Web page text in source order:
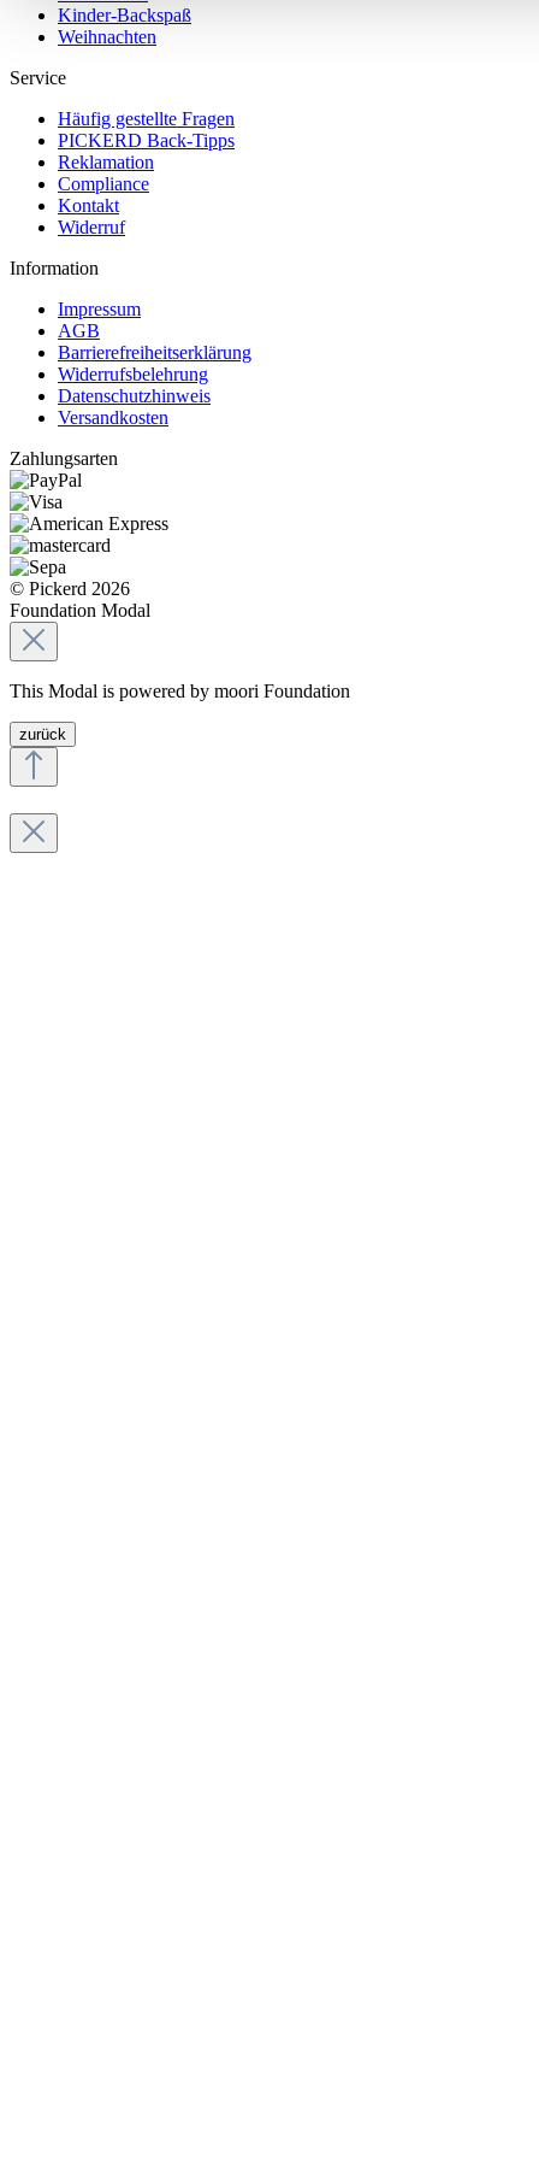
Kinder-Backspaß
Weihnachten
Service
Häufig gestellte Fragen
PICKERD Back-Tipps
Reklamation
Compliance
Kontakt
Widerruf
Information
Impressum
AGB
Barrierefreiheitserklärung
Widerrufsbelehrung
Datenschutzhinweis
Versandkosten
Zahlungsarten
© Pickerd 2026
Foundation Modal
This Modal is powered by moori Foundation
zurück